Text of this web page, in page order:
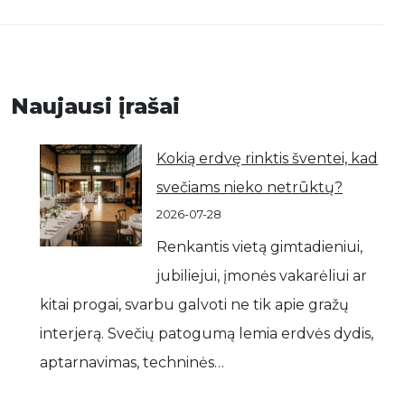
Naujausi įrašai
Kokią erdvę rinktis šventei, kad
svečiams nieko netrūktų?
2026-07-28
Renkantis vietą gimtadieniui,
jubiliejui, įmonės vakarėliui ar
kitai progai, svarbu galvoti ne tik apie gražų
interjerą. Svečių patogumą lemia erdvės dydis,
aptarnavimas, techninės…